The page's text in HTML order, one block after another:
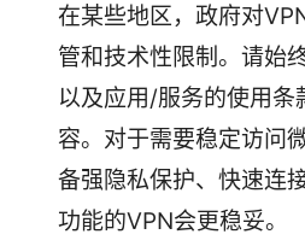
在某些地区，政府对
管和技术性限制。请始
以及应用/服务的使用条
容。对于需要稳定访问
备强隐私保护、快速连
功能的VPN会更稳妥。